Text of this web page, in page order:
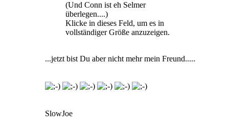
(Und Conn ist eh Selmer
überlegen....)
Klicke in dieses Feld, um es in
vollständiger Größe anzuzeigen.
...jetzt bist Du aber nicht mehr mein Freund.....
SlowJoe